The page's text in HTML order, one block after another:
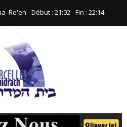
Re'eh‬ - Début : 21:02‬ - Fin : ‪22:14‬